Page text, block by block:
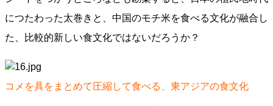
につたわった太巻きと、中国のモチ米を食べる文化が融合し
た、比較的新しい食文化ではないだろうか？
コメを具をまとめて圧縮して食べる、東アジアの食文化